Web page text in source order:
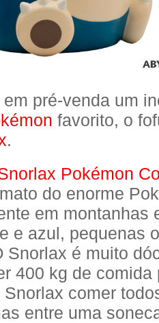
pré-venda um
favorito, o
.
Pokémon
do enorme
em montanhas
e azul, pequenas
Snorlax é muito
400 kg de comida
comer
entre uma